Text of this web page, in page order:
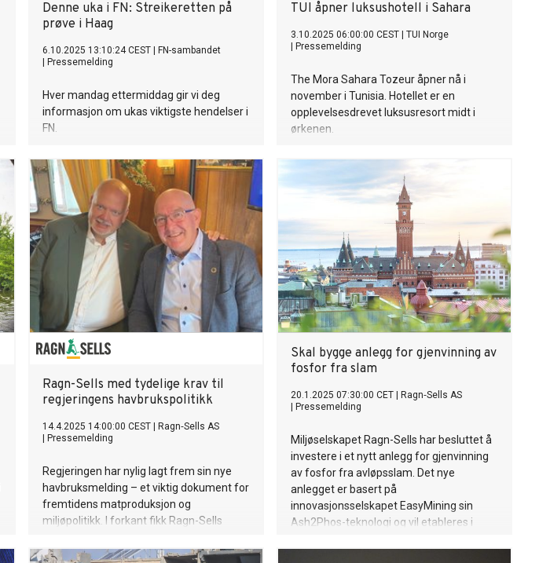
Denne uka i FN: Streikeretten på
prøve i Haag
6.10.2025 13:10:24 CEST
FN-sambandet
Pressemelding
Hver mandag ettermiddag gir vi deg
informasjon om ukas viktigste hendelser i
FN.
TUI åpner luksushotell i Sahara
3.10.2025 06:00:00 CEST
TUI Norge
Pressemelding
The Mora Sahara Tozeur åpner nå i
november i Tunisia. Hotellet er en
opplevelsesdrevet luksusresort midt i
ørkenen.
Ragn-Sells med tydelige krav til
regjeringens havbrukspolitikk
14.4.2025 14:00:00 CEST
Ragn‐Sells AS
Pressemelding
Regjeringen har nylig lagt frem sin nye
havbruksmelding – et viktig dokument for
fremtidens matproduksjon og
miljøpolitikk. I forkant fikk Ragn-Sells
en politikk som kombinerer økt
Skal bygge anlegg for gjenvinning av
fosfor fra slam
20.1.2025 07:30:00 CET
Ragn‐Sells AS
Pressemelding
Miljøselskapet Ragn-Sells har besluttet å
investere i et nytt anlegg for gjenvinning
av fosfor fra avløpsslam. Det nye
anlegget er basert på
innovasjonsselskapet EasyMining sin
Ash2Phos-teknologi og vil etableres i